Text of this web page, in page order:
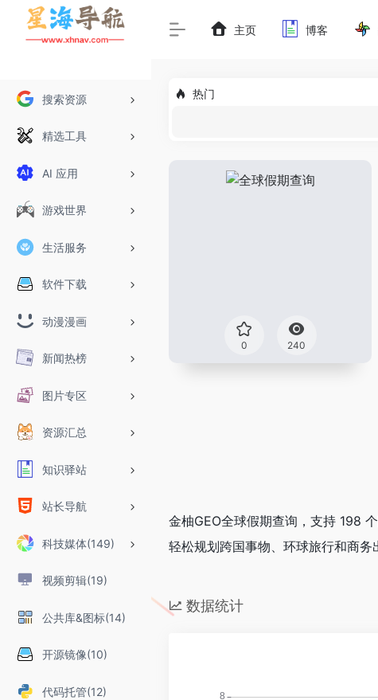
搜索资源
精选工具
AI 应用
游戏世界
生活服务
软件下载
动漫漫画
新闻热榜
图片专区
资源汇总
知识驿站
站长导航
科技媒体(149)
视频剪辑(19)
公共库&图标(14)
开源镜像(10)
代码托管(12)
主页 博客
热门
0 240
金柚GEO全球假期查询，支持 198
轻松规划跨国事物、环球旅行和商务
数据统计